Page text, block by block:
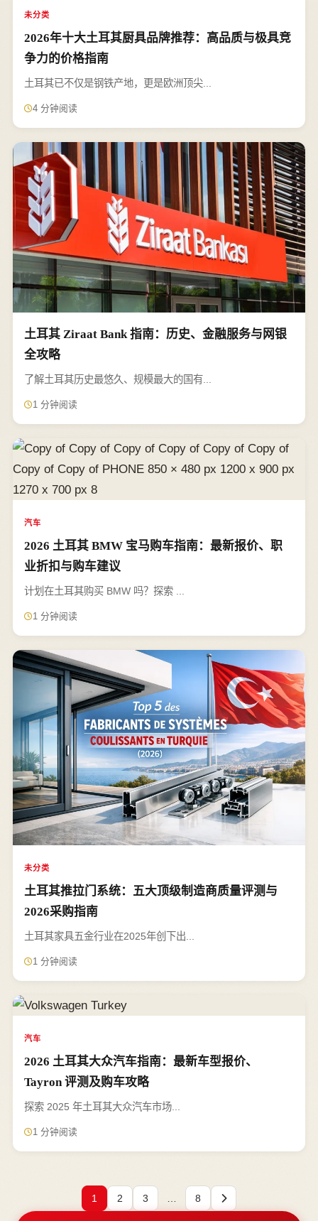
未分类
2026年十大土耳其厨具品牌推荐：高品质与极具竞
争力的价格指南
土耳其已不仅是钢铁产地，更是欧洲顶尖...
4 分钟阅读
土耳其 Ziraat Bank 指南：历史、金融服务与网银
全攻略
了解土耳其历史最悠久、规模最大的国有...
1 分钟阅读
汽车
2026 土耳其 BMW 宝马购车指南：最新报价、职
业折扣与购车建议
计划在土耳其购买 BMW 吗？探索 ...
1 分钟阅读
未分类
土耳其推拉门系统：五大顶级制造商质量评测与
2026采购指南
土耳其家具五金行业在2025年创下出...
1 分钟阅读
汽车
2026 土耳其大众汽车指南：最新车型报价、
Tayron 评测及购车攻略
探索 2025 年土耳其大众汽车市场...
1 分钟阅读
1 2 3 8